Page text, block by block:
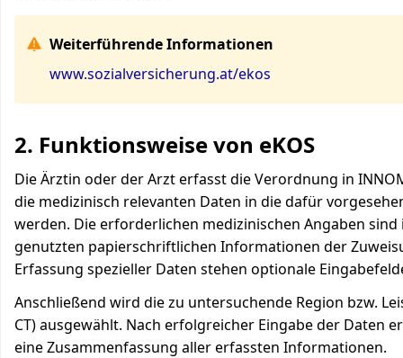
Weiterführende Informationen
www.sozialversicherung.at/ekos
2. Funktionsweise von eKOS
Die Ärztin oder der Arzt erfasst die Verordnung in
die medizinisch relevanten Daten in die dafür
werden. Die erforderlichen medizinischen Angaben
genutzten papierschriftlichen Informationen der
Erfassung spezieller Daten stehen optionale
Anschließend wird die zu untersuchende Region bzw.
CT) ausgewählt. Nach erfolgreicher Eingabe der Daten
eine Zusammenfassung aller erfassten Informationen.